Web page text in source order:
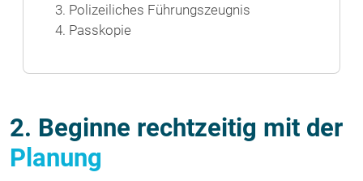
Polizeiliches Führungszeugnis
Passkopie
2. Beginne rechtzeitig mit der
Planung